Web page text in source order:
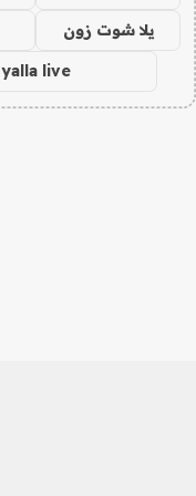
يلا شوت زون
yalla live